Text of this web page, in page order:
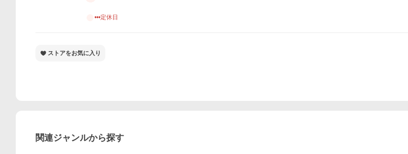
•••定休日
ストアをお気に入り
関連ジャンルから探す